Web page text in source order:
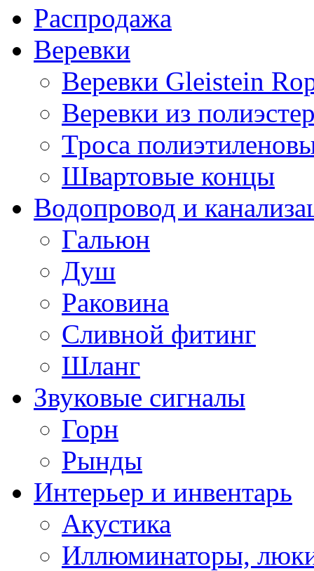
Распродажа
Веревки
Веревки Gleistein
Веревки из
Троса
Швартовые концы
Водопровод и
Гальюн
Душ
Раковина
Сливной фитинг
Шланг
Звуковые сигналы
Горн
Рынды
Интерьер и инвентарь
Акустика
Иллюминаторы,